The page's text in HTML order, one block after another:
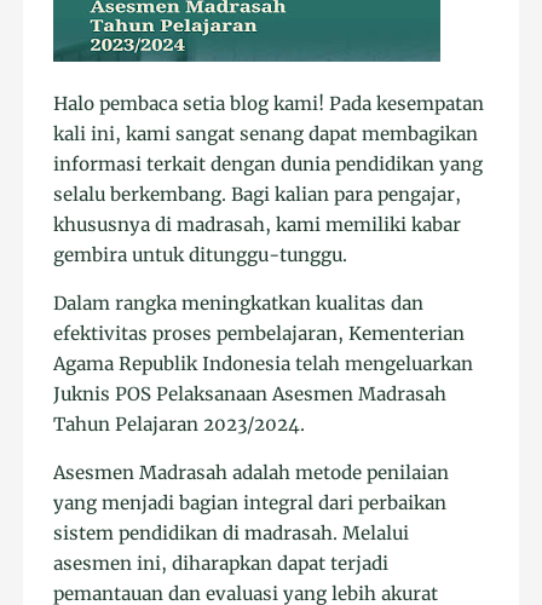
Halo pembaca setia blog kami! Pada kesempatan
kali ini, kami sangat senang dapat membagikan
informasi terkait dengan dunia pendidikan yang
selalu berkembang. Bagi kalian para pengajar,
khususnya di madrasah, kami memiliki kabar
gembira untuk ditunggu-tunggu.
Dalam rangka meningkatkan kualitas dan
efektivitas proses pembelajaran, Kementerian
Agama Republik Indonesia telah mengeluarkan
Juknis POS Pelaksanaan Asesmen Madrasah
Tahun Pelajaran 2023/2024.
Asesmen Madrasah adalah metode penilaian
yang menjadi bagian integral dari perbaikan
sistem pendidikan di madrasah. Melalui
asesmen ini, diharapkan dapat terjadi
pemantauan dan evaluasi yang lebih akurat